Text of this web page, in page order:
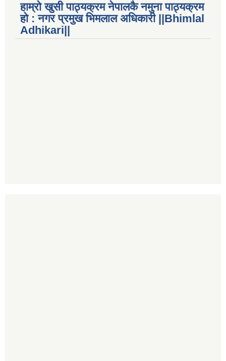
हाम्रो खुसी पाठ्यक्रम नेपालकै नमुना पाठ्यक्रम
हो : नगर प्रमुख भिमलाल अधिकारी ||Bhimlal
Adhikari||